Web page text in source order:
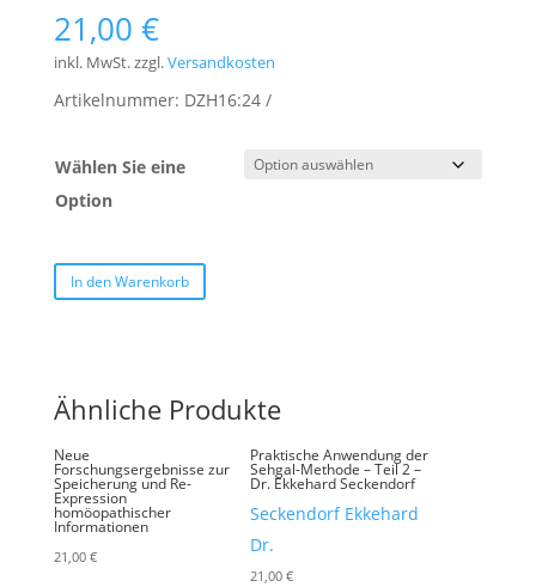
21,00 €
inkl. MwSt.zzgl.Versandkosten
Artikelnummer: DZH16:24
Wählen Sie eine
Option
In den Warenkorb
Ähnliche Produkte
Neue
Forschungsergebnisse zur
Speicherung und Re-
Expression
homöopathischer
Informationen
21,00 €
Praktische Anwendung der
Sehgal-Methode – Teil 2 –
Dr. Ekkehard Seckendorf
Seckendorf Ekkehard
Dr.
21,00 €